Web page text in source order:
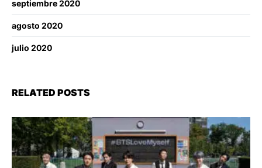
septiembre 2020
agosto 2020
julio 2020
RELATED POSTS